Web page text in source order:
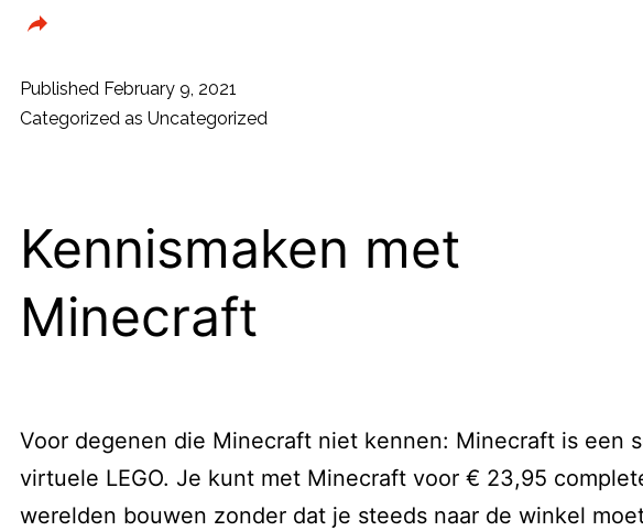
schijfruimte
met
Published February 9, 2021
Categorized as Uncategorized
Kennismaken met
Minecraft
Voor degenen die Minecraft niet kennen: Minecraft is een
virtuele LEGO. Je kunt met Minecraft voor € 23,95
werelden bouwen zonder dat je steeds naar de winkel